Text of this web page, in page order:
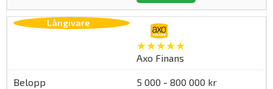
★★★★★
Axo Finans
5 000 - 800 000 kr